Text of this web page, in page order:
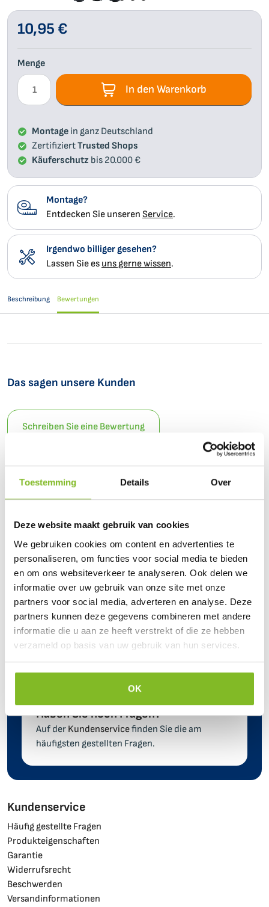
Toestemming Details Over
Deze website maakt gebruik van cookies
We gebruiken cookies om content en advertenties te
personaliseren, om functies voor social media te bieden
en om ons websiteverkeer te analyseren. Ook delen we
informatie over uw gebruik van onze site met onze
partners voor social media, adverteren en analyse. Deze
partners kunnen deze gegevens combineren met andere
informatie die u aan ze heeft verstrekt of die ze hebben
verzameld op basis van uw gebruik van hun services.
OK
Blumenkästen
Tierunterkünfte
Fassadenverkleidung
Chill Line
Zum
Anfang
springen
10,95 €
Menge
In den Warenkorb
Montage in ganz Deutschland
ZertifiziertTrusted Shops
Käuferschutz bis 20.000 €
Montage?
Entdecken Sie unseren Service.
Irgendwo billiger gesehen?
Lassen Sie es uns gerne wissen.
Beschreibung Bewertungen
Das sagen unsere Kunden
Schreiben Sie eine Bewertung
Zeigen Sie nur Bewertungen mit Bildern
Persönlicher Kontakt mit
unseren Experten
Benötigen Sie Hilfe?
unsereKontaktdatenan.
Haben Sie noch Fragen?
Auf der Kundenservicefinden Sie die am
häufigsten gestellten Fragen.
Kundenservice
Häufig gestellte Fragen
Produkteigenschaften
Garantie
Widerrufsrecht
Beschwerden
Versandinformationen